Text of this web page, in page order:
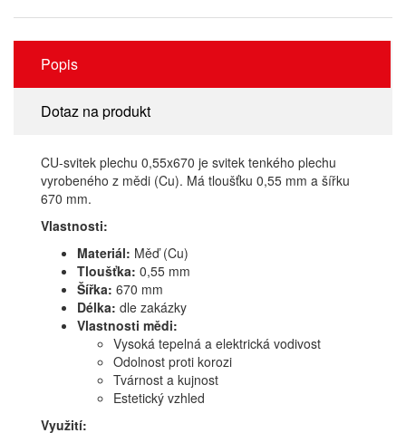
Popis
Dotaz na produkt
CU-svitek plechu 0,55x670 je svitek tenkého plechu
vyrobeného z mědi (Cu). Má tloušťku 0,55 mm a šířku
670 mm.
Vlastnosti:
Materiál: Měď (Cu)
Tloušťka: 0,55 mm
Šířka: 670 mm
Délka: dle zakázky
Vlastnosti mědi:
Vysoká tepelná a elektrická vodivost
Odolnost proti korozi
Tvárnost a kujnost
Estetický vzhled
Využití: